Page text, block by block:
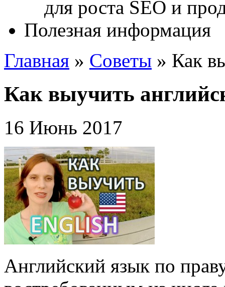
Полезная информация
Главная » Советы » Как
Как выучить
16 Июнь 2017
Английский язык по